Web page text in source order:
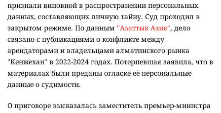
признали виновной в распространении персональных
данных, составляющих личную тайну. Суд проходил в
закрытом режиме. По данным "Азаттык Азия", дело
связано с публикациями о конфликте между
арендаторами и владельцами алматинского рынка
"Кенжехан" в 2022-2024 годах. Потерпевшая заявила, что в
материалах были преданы огласке её персональные
данные о судимости.
О приговоре высказалась заместитель премьер-министра